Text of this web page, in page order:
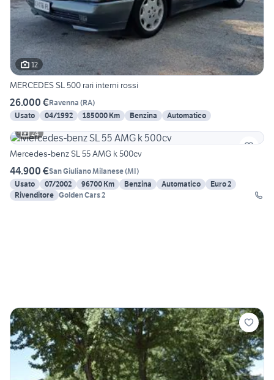
12
MERCEDES SL 500 rari interni rossi
26.000 €Ravenna (RA)
Usato
04/1992 185000 Km Benzina
Automatico
24
Mercedes-benz SL 55 AMG k 500cv
44.900 €San Giuliano Milanese(MI)
Usato
07/2002 96700 Km Benzina Automatico
Euro 2
Rivenditore Golden Cars 2